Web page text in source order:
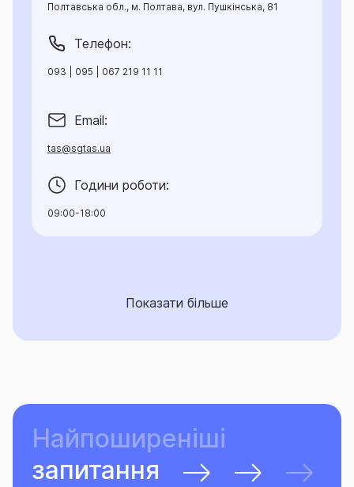
Полтавська обл., м. Полтава, вул. Пушкінська, 81
Телефон:
093 | 095 | 067 219 11 11
Email:
tas@sgtas.ua
Години роботи:
09:00-18:00
Показати більше
Найпоширеніші
запитання